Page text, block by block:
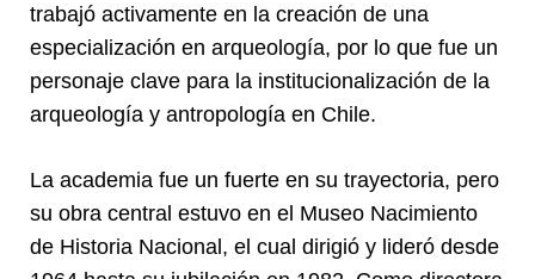
trabajó activamente en la creación de una
especialización en arqueología, por lo que fue un
personaje clave para la institucionalización de la
arqueología y antropología en Chile.
La academia fue un fuerte en su trayectoria, pero
su obra central estuvo en el Museo Nacimiento
de Historia Nacional, el cual dirigió y lideró desde